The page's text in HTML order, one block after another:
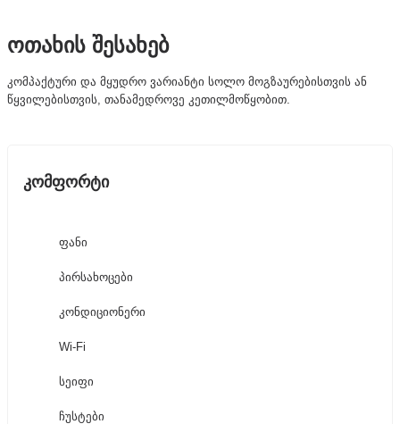
ოთახის შესახებ
კომპაქტური და მყუდრო ვარიანტი სოლო მოგზაურებისთვის ან
წყვილებისთვის, თანამედროვე კეთილმოწყობით.
კომფორტი
ფანი
პირსახოცები
კონდიციონერი
Wi-Fi
სეიფი
ჩუსტები